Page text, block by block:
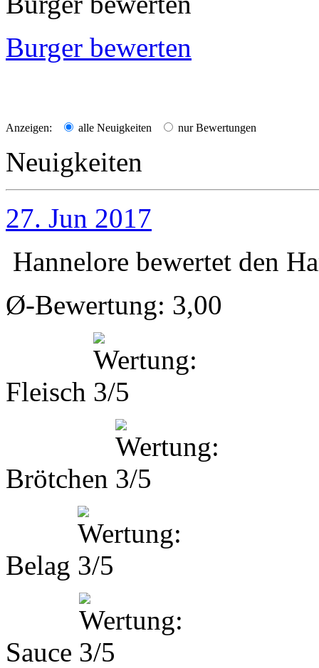
Burger bewerten
Anzeigen: alle Neuigkeiten nur Bewertungen
Neuigkeiten
27. Jun 2017
Hannelore bewertet den
Ø-Bewertung: 3,00
Fleisch
Brötchen
Belag
Sauce